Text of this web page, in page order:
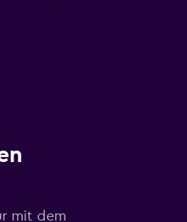
mit dem